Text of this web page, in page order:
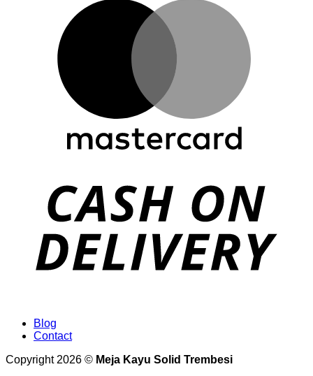
Blog
Contact
Copyright 2026 © Meja Kayu Solid Trembesi